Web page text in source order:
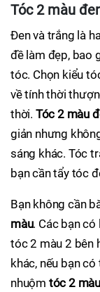
Tóc 2 màu
Đen và trắng là
đề làm đẹp, bao
tóc. Chọn kiểu
về tính thời
thời. Tóc 2 màu
giản nhưng
sáng khác. Tóc
bạn cần tẩy tóc
Bạn không cần
màu. Các bạn
tóc 2 màu 2 bên
khác, nếu bạn
nhuộm tóc 2